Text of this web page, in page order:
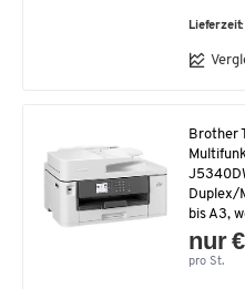
Brother
Duplex/
bis A3,
nur
pro St.